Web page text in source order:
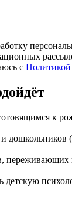
c Политикой
к
дошкольников
переживающих
детскую